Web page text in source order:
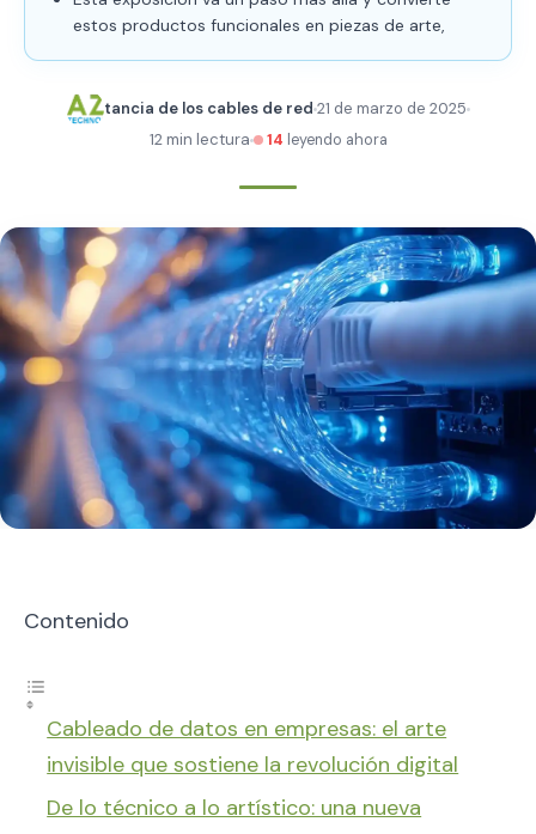
estos productos funcionales en piezas de arte,
tancia de los cables de red 21 de marzo de 2025
12 min lectura
14 leyendo ahora
Contenido
Cableado de datos en empresas: el arte
invisible que sostiene la revolución digital
De lo técnico a lo artístico: una nueva